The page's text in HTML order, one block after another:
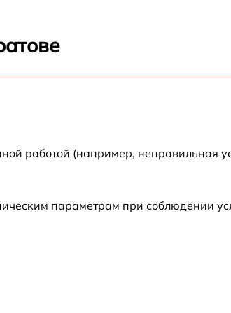
работой (например, неправильная
параметрам при соблюдении